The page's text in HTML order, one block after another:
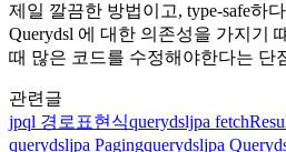
제일 깔끔한 방법이고, type-safe하
Querydsl 에 대한 의존성을 가지기
때 많은 코드를 수정해야한다는 단
관련글
jpql 경로표현식querydsljpa
querydsljpa Pagingquerydsljpa